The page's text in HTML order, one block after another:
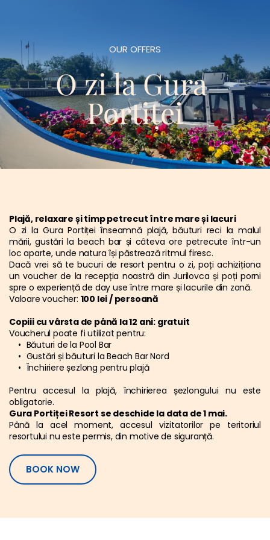
OUR OFFERS
O zi la Gura
Portiței
Plajă, relaxare și timp petrecut între mare și lacuri
O zi la Gura Portiței înseamnă plajă, băuturi reci la malul
mării, gustări la beach bar și câteva ore petrecute într-un
loc aparte, unde natura își păstrează ritmul firesc.
Dacă vrei să te bucuri de resort pentru o zi, poți achiziționa
un voucher de la recepția noastră din Jurilovca și poți porni
spre o experiență de day use între mare și lacurile din zonă.
Valoare voucher: 100 lei / persoană
Copiii cu vârsta de până la 12 ani: gratuit
Voucherul poate fi utilizat pentru:
Băuturi de la Pool Bar
Gustări și băuturi la Beach Bar Nord
Închiriere șezlong pentru plajă
Pentru accesul la plajă, închirierea șezlongului nu este
obligatorie.
Gura Portiței Resort se deschide la data de 1 mai.
Până la acel moment, accesul vizitatorilor pe teritoriul
resortului nu este permis, din motive de siguranță.
BOOK NOW